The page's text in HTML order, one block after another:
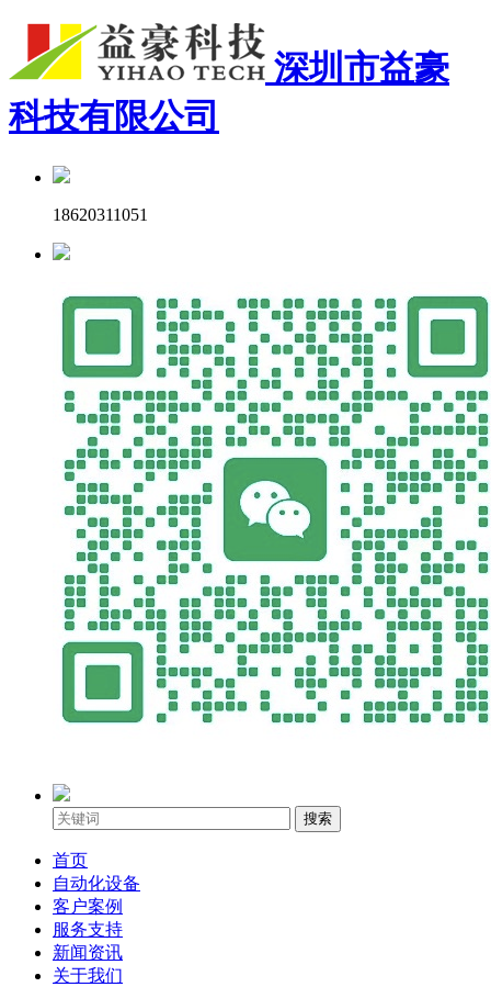
深圳市益豪
科技有限公司
18620311051
搜索
首页
自动化设备
客户案例
服务支持
新闻资讯
关于我们